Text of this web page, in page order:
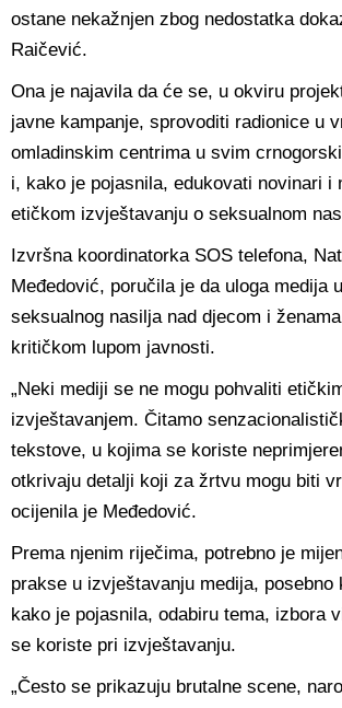
ostane nekažnjen zbog nedostatka
Raičević.
Ona je najavila da će se, u okviru
javne kampanje, sprovoditi radionice u
omladinskim centrima u svim
i, kako je pojasnila, edukovati novinari i
etičkom izvještavanju o seksualnom
Izvršna koordinatorka SOS telefona,
Međedović, poručila je da uloga medija
seksualnog nasilja nad djecom i
kritičkom lupom javnosti.
„Neki mediji se ne mogu pohvaliti
izvještavanjem. Čitamo
tekstove, u kojima se koriste
otkrivaju detalji koji za žrtvu mogu biti
ocijenila je Međedović.
Prema njenim riječima, potrebno je
prakse u izvještavanju medija, posebno
kako je pojasnila, odabiru tema, izbora
se koriste pri izvještavanju.
„Često se prikazuju brutalne scene,